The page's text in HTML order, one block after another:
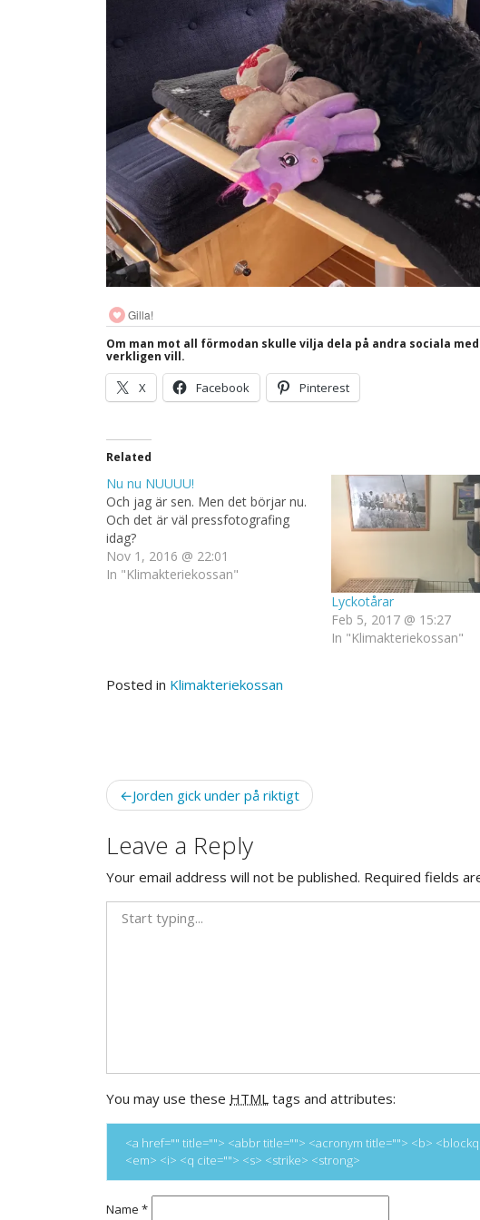
Gilla!
Om man mot all förmodan skulle vilja dela på andra sociala
verkligen vill.
X Facebook Pinterest
Related
Nu nu NUUUU!
Och jag är sen. Men det börjar nu.
Och det är väl pressfotografing
idag?
Nov 1, 2016 @ 22:01
In "Klimakteriekossan"
Lyckotårar
Feb 5, 2017 @ 15:27
In "Klimakteriekossan"
Posted in Klimakteriekossan
PostJorden gick under på riktigt
Leave a Reply
Your email address will not be published. Required fields
You may use these HTML tags and attributes:
<a href="" title=""> <abbr title=""> <acronym title=""> <b>
<em> <i> <q cite=""> <s> <strike> <strong>
Name *